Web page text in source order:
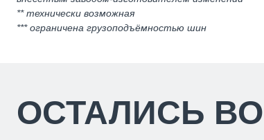
** технически возможная
*** ограничена грузоподъёмностью шин
ОСТАЛИСЬ